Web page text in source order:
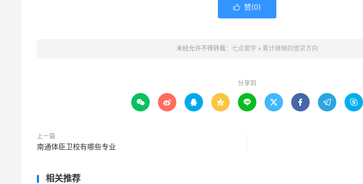
 赞(0)
未经允许不得转载： 七点爱学 » 累计摊销的借贷方向
分享到
        
上一篇
南通体臣卫校有哪些专业
相关推荐